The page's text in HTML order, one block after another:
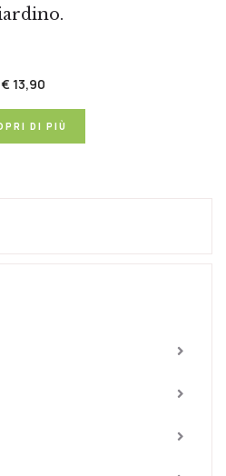
€ 13,90
DI PIÙ